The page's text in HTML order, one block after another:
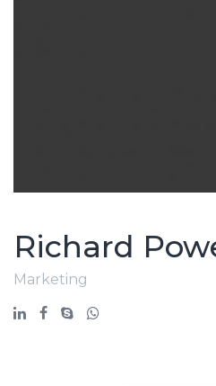
Richard
Marketing